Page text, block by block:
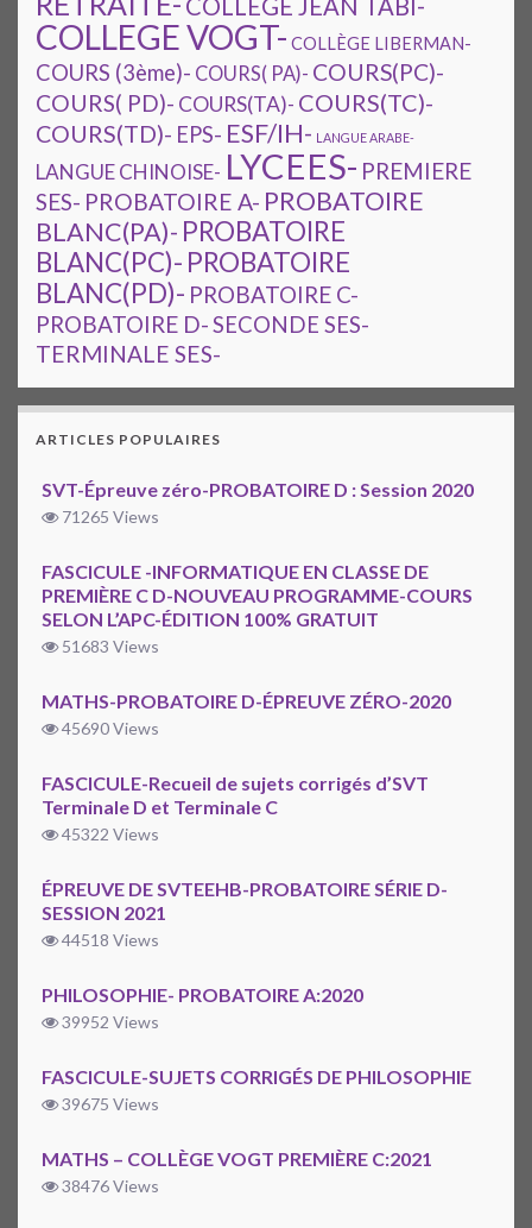
COLLEGE JEAN TABI-
COLLEGE VOGT- COLLÈGE LIBERMAN-
COURS (3ème)- COURS( PA)- COURS(PC)-
COURS( PD)- COURS(TA)- COURS(TC)-
COURS(TD)- EPS- ESF/IH- LANGUE ARABE-
LANGUE CHINOISE- LYCEES- PREMIERE
SES- PROBATOIRE A- PROBATOIRE
BLANC(PA)- PROBATOIRE
BLANC(PC)- PROBATOIRE
BLANC(PD)- PROBATOIRE C-
PROBATOIRE D-SECONDE SES-
TERMINALE SES-
ARTICLES POPULAIRES
SVT-Épreuve zéro-PROBATOIRE D : Session 2020
71265 Views
FASCICULE -INFORMATIQUE EN CLASSE DE
PREMIÈRE C D-NOUVEAU PROGRAMME-COURS
SELON L’APC-ÉDITION 100% GRATUIT
51683 Views
MATHS-PROBATOIRE D-ÉPREUVE ZÉRO-2020
45690 Views
FASCICULE-Recueil de sujets corrigés d’SVT
Terminale D et Terminale C
45322 Views
ÉPREUVE DE SVTEEHB-PROBATOIRE SÉRIE D-
SESSION 2021
44518 Views
PHILOSOPHIE- PROBATOIRE A:2020
39952 Views
FASCICULE-SUJETS CORRIGÉS DE PHILOSOPHIE
39675 Views
MATHS – COLLÈGE VOGT PREMIÈRE C:2021
38476 Views